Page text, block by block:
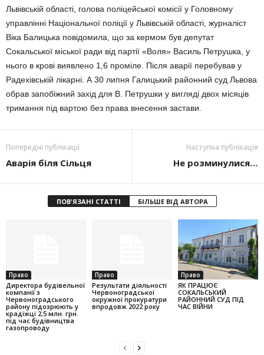
Львівській області, голова поліцейської комісії у Головному
управлінні Національної поліції у Львівській області, журналіст
Віка Балицька повідомила, що за кермом був депутат
Сокальської міської ради від партії «Воля» Василь Петрушка, у
нього в крові виявлено 1,6 проміле. Після аварії перебував у
Радехівській лікарні. А 30 липня Галицький районний суд Львова
обрав запобіжний захід для В. Петрушки у вигляді двох місяців
тримання під вартою без права внесення застави.
Попередні публікації
Аварія біля Сільця
Наступна публікація
Не розминулися…
ПОВ'ЯЗАНІ СТАТТІ БІЛЬШЕ ВІД АВТОРА
Право
Директора будівельної
компанії з
Червоноградського
району підозрюють у
крадіжці 2,5 млн. грн.
під час будівництва
газопроводу
Право
Результати діяльності
Червоноградської
окружної прокуратури
впродовж 2022 року
Право
ЯК ПРАЦЮЄ
СОКАЛЬСЬКИЙ
РАЙОННИЙ СУД ПІД
ЧАС ВІЙНИ